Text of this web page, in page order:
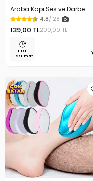
Araba Kapı Ses ve Darbe
Emici Pad 10 Adet
4.8/ 28
139,00 TL200,00 TL
Hızlı
Teslimat